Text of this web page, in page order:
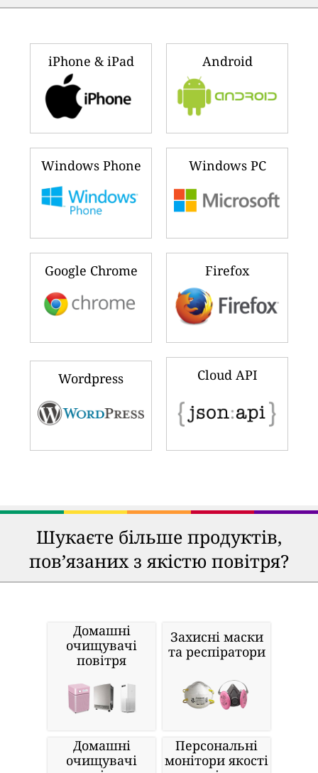
iPhone & iPad Android
Windows Phone Windows PC
Google Chrome Firefox
Wordpress Cloud API
Шукаєте більше продуктів,
пов’язаних з якістю повітря?
Домашні
очищувачі
повітря
Захисні маски
та респіратори
Домашні
очищувачі
Персональні
монітори якості